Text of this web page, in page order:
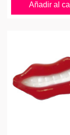
Añadir al